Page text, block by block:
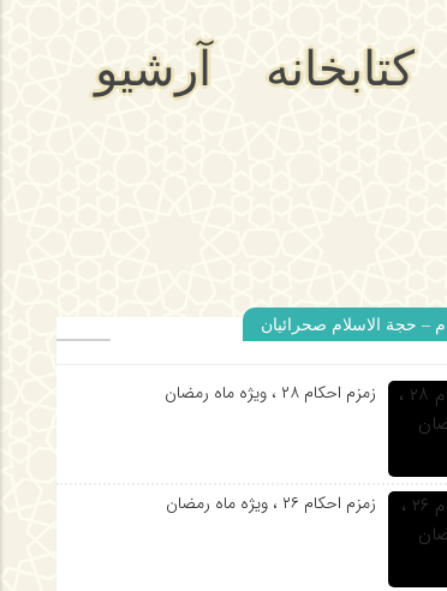
کتابخانه آرشیو
العظمی کریمی جهرمی با
جهرم
بازدید آیت الله العظمی
– حجة الاسلام صحرائیان
زمزم احکام ۲۸ ، ویژه ماه رمضان
زمزم احکام ۲۶ ، ویژه ماه رمضان